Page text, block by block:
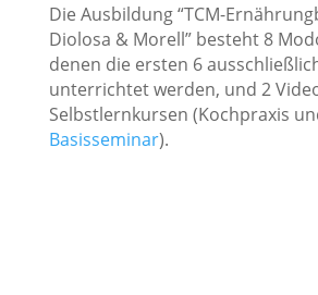
Die Ausbildung “TCM-
Diolosa & Morell” besteht 8
denen die ersten 6
unterrichtet werden, und 2
Selbstlernkursen (Kochpraxis
Basisseminar).